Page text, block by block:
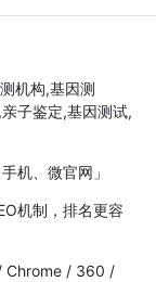
机构,基因测
子鉴定,基因测试,
机、微官网」
机制，排名更容
Chrome / 360 /